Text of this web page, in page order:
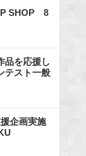
SHOP 8
品を応援し
テスト一般
企画実施